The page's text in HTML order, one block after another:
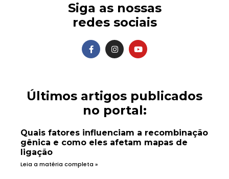
Siga as nossas
redes sociais
Últimos artigos publicados
no portal:
Quais fatores influenciam a recombinação
gênica e como eles afetam mapas de
ligação
Leia a matéria completa »